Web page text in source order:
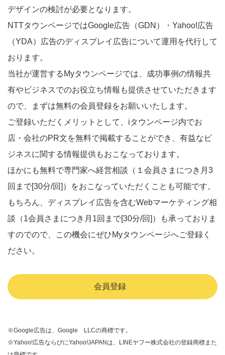
デザインの検討が必要となります。
NTTタウンページではGoogle広告（GDN）・Yahoo!広告
（YDA）広告のディスプレイ広告について運用を代行して
おります。
当社が運営するMyタウンページでは、成功事例の情報共
有やビジネスでのお役立ち情報も提供させていただきます
ので、まずは無料の会員登録をお願いいたします。
ご登録いただくメリットとして、iタウンページ内でお
店・会社のPR文を無料で掲載することができ、有益なビ
ジネスに関する情報提供もおこなっております。
ほかにも無料で専門家へ経営相談（１会員さまにつき月3
回まで[30分/回]）をおこなっていただくことも可能です。
もちろん、ディスプレイ広告を含むWebマーケティング相
談（1会員さまにつき月1回まで[30分/回]）も承っておりま
すのでので、この機会にぜひMyタウンページへご登録く
ださい。
会員登録
※Google広告は、Google LLCの商標です。
※Yahoo!広告ならびにYahoo!JAPANは、LINEヤフー株式会社の登録商標また